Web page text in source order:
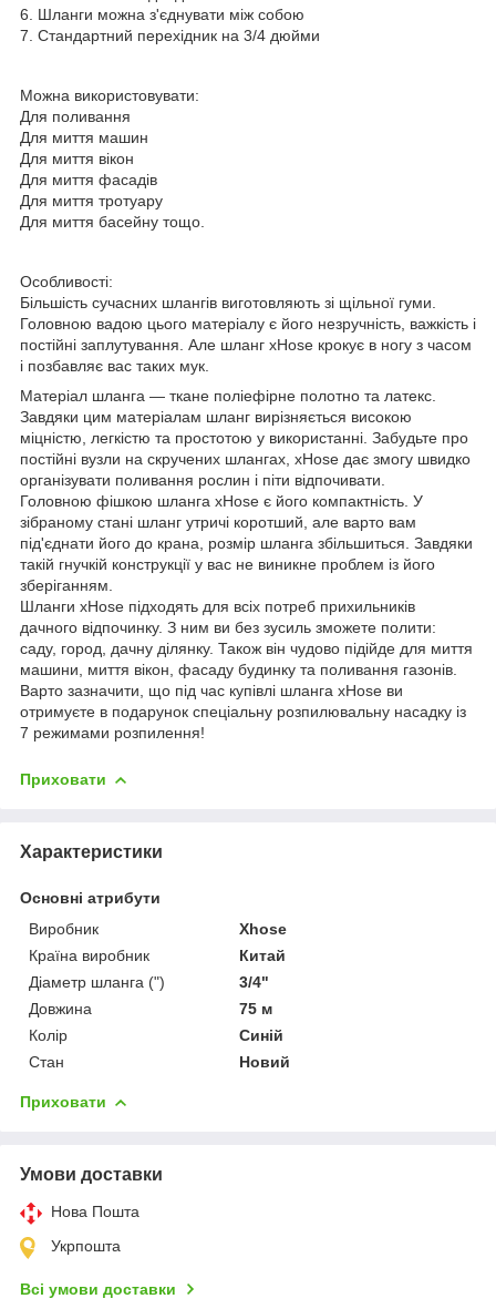
6. Шланги можна з'єднувати між собою
7. Стандартний перехідник на 3/4 дюйми
Можна використовувати:
Для поливання
Для миття машин
Для миття вікон
Для миття фасадів
Для миття тротуару
Для миття басейну тощо.
Особливості:
Більшість сучасних шлангів виготовляють зі щільної гуми.
Головною вадою цього матеріалу є його незручність, важкість і
постійні заплутування. Але шланг xHose крокує в ногу з часом
і позбавляє вас таких мук.
Матеріал шланга — ткане поліефірне полотно та латекс.
Завдяки цим матеріалам шланг вирізняється високою
міцністю, легкістю та простотою у використанні. Забудьте про
постійні вузли на скручених шлангах, xHose дає змогу швидко
організувати поливання рослин і піти відпочивати.
Головною фішкою шланга xHose є його компактність. У
зібраному стані шланг утричі коротший, але варто вам
під'єднати його до крана, розмір шланга збільшиться. Завдяки
такій гнучкій конструкції у вас не виникне проблем із його
зберіганням.
Шланги xHose підходять для всіх потреб прихильників
дачного відпочинку. З ним ви без зусиль зможете полити:
саду, город, дачну ділянку. Також він чудово підійде для миття
машини, миття вікон, фасаду будинку та поливання газонів.
Варто зазначити, що під час купівлі шланга xHose ви
отримуєте в подарунок спеціальну розпилювальну насадку із
7 режимами розпилення!
Приховати
Характеристики
Основні атрибути
Виробник
Xhose
Країна виробник
Китай
Діаметр шланга (")
3/4"
Довжина
75 м
Колір
Синій
Стан
Новий
Приховати
Умови доставки
Нова Пошта
Укрпошта
Всі умови доставки